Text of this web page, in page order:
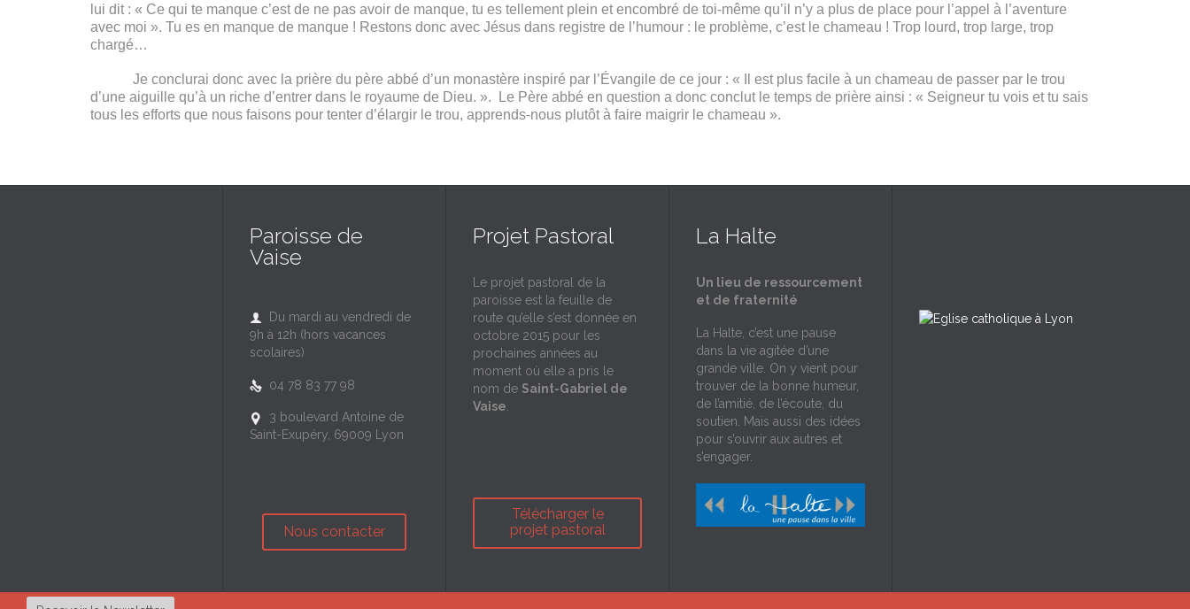
lui dit : « Ce qui te manque c’est de ne pas avoir de manque, tu es tellement plein et encombré de toi-même qu’il n’y a plus de place pour l’appel à l’aventure
avec moi ». Tu es en manque de manque ! Restons donc avec Jésus dans registre de l’humour : le problème, c’est le chameau ! Trop lourd, trop large, trop
chargé…
Je conclurai donc avec la prière du père abbé d’un monastère inspiré par l’Évangile de ce jour : « Il est plus facile à un chameau de passer par le trou
d’une aiguille qu’à un riche d’entrer dans le royaume de Dieu. ». Le Père abbé en question a donc conclut le temps de prière ainsi : « Seigneur tu vois et tu sais
tous les efforts que nous faisons pour tenter d’élargir le trou, apprends-nous plutôt à faire maigrir le chameau ».
Paroisse de
Vaise

Du mardi au vendredi de
9h à 12h (hors vacances
scolaires)
 04 78 83 77 98

3 boulevard Antoine de
Saint-Exupéry, 69009 Lyon
Nous contacter
Projet Pastoral
Le projet pastoral de la
paroisse est la feuille de
route qu’elle s’est donnée en
octobre 2015 pour les
prochaines années au
moment où elle a pris le
nom de Saint-Gabriel de
Vaise
Télécharger le
projet pastoral
La Halte
Un lieu de ressourcement
et de fraternité
La Halte, c’est une pause
dans la vie agitée d’une
grande ville. On y vient pour
trouver de la bonne humeur,
de l’amitié, de l’écoute, du
soutien. Mais aussi des idées
pour s’ouvrir aux autres et
s’engager.